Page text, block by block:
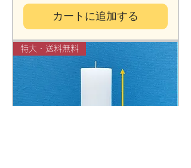
カートに追加する
特大・送料無料